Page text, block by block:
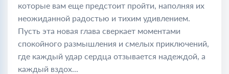
которые вам еще предстоит пройти, наполняя их
неожиданной радостью и тихим удивлением.
Пусть эта новая глава сверкает моментами
спокойного размышления и смелых приключений,
где каждый удар сердца отзывается надеждой, а
каждый вздох...